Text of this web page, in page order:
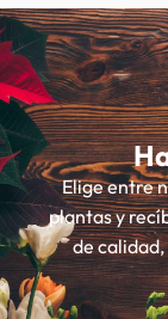
Elige entre
plantas y
de